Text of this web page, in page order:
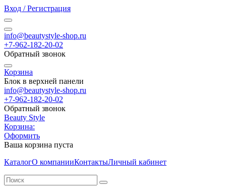
Вход / Регистрация
info@beautystyle-shop.ru
+7-962-182-20-02
Обратный звонок
Корзина
Блок в верхней панели
info@beautystyle-shop.ru
+7-962-182-20-02
Обратный звонок
Beauty Style
Корзина:
Оформить
Ваша корзина пуста
КаталогО компанииКонтактыЛичный кабинет